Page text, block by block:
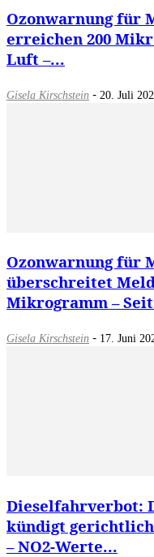
Ozonwarnung für
erreichen 200
Luft –...
Gisela Kirschstein - 20. Juli
Ozonwarnung für
überschreitet
Mikrogramm –
Gisela Kirschstein - 17. Juni
Dieselfahrverbot:
kündigt
– NO2-Werte...